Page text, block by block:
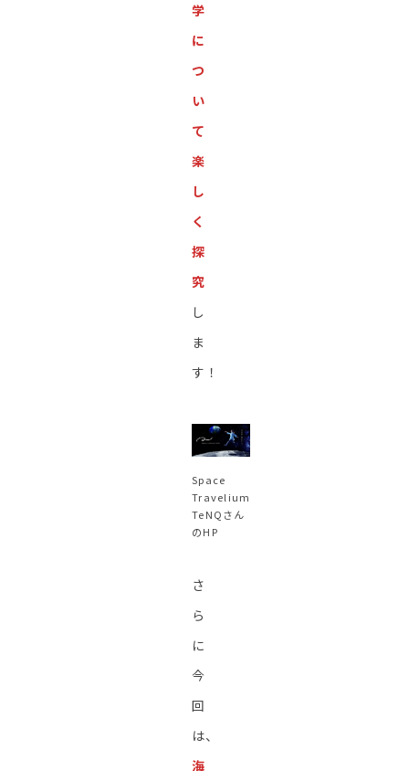
学
に
つ
い
て
楽
し
く
探
究
し
ま
す！
Space
Travelium
TeNQさん
のHP
さ
ら
に
今
回
は、
海